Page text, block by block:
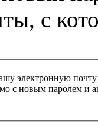
с
электронную почту
с новым паролем и